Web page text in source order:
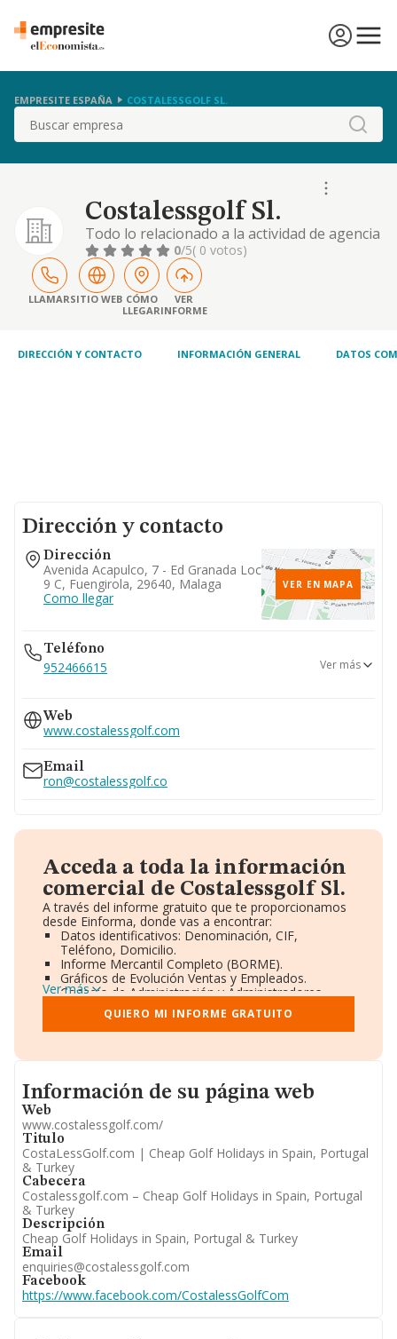
EMPRESITE ESPAÑA COSTALESSGOLF SL.
Buscar
Costalessgolf Sl.
Todo lo relacionado a la actividad de agencia
de viajes con expreso sometimiento a lo
establecido en el decreto 301/2002 de 17 de
diciembre de la consejeria de turismo y
deportes de la junta de andalucia
0/5( 0 votos)
LLAMARSITIO WEB CÓMO
LLEGAR
VER
INFORME
DIRECCIÓN Y CONTACTO INFORMACIÓN GENERAL DATOS
Dirección y contacto
Dirección
Avenida Acapulco, 7 - Ed Granada Loc
9 C, Fuengirola, 29640, Malaga
Como llegar
VER EN MAPA
Teléfono
952466615
952661849
952587018
Ver más
Web
www.costalessgolf.com
Email
ron@costalessgolf.co
Acceda a toda la información
comercial de Costalessgolf Sl.
A través del informe gratuito que te proporcionamos
desde Einforma, donde vas a encontrar:
Datos identificativos: Denominación, CIF,
Teléfono, Domicilio.
Informe Mercantil Completo (BORME).
Gráficos de Evolución Ventas y Empleados.
Consejo de Administración y Administradores.
Directivos y Ejecutivos.
Accionistas.
Participaciones y Vinculaciones en otras empresas.
Información oficial y registral complementaria.
Ver más
QUIERO MI INFORME GRATUITO
Informacion de su página web
Información de su página web
Web
www.costalessgolf.com/
Titulo
CostaLessGolf.com | Cheap Golf Holidays in Spain, Portugal
& Turkey
Cabecera
Costalessgolf.com – Cheap Golf Holidays in Spain, Portugal
& Turkey
Descripción
Cheap Golf Holidays in Spain, Portugal & Turkey
Email
enquiries@costalessgolf.com
Facebook
https://www.facebook.com/CostalessGolfCom